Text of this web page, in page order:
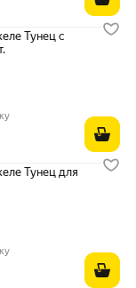
Тунец с
₽ вместо
Тунец для
₽ вместо